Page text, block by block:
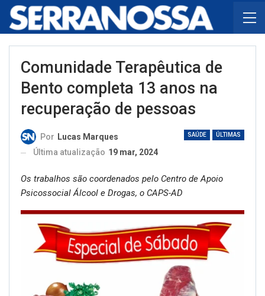
Comunidade Terapêutica de
Bento completa 13 anos na
recuperação de pessoas
SAÚDE ÚLTIMAS
Por Lucas Marques
Última atualização 19 mar, 2024
Os trabalhos são coordenados pelo Centro de Apoio
Psicossocial Álcool e Drogas, o CAPS-AD